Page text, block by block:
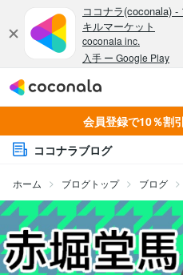
会員登録で10％割
ココナラブログ
ホーム ブログトップ ブログ